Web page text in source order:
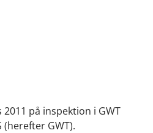
på inspektion i GWT
GWT).